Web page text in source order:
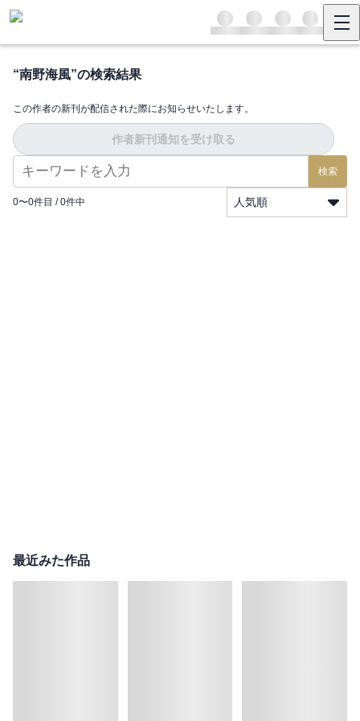
“南野海風”の検索結果
この作者の新刊が配信された際にお知らせいたします。
作者新刊通知を受け取る
検索
0〜0件目 / 0件中 人気順
最近みた作品